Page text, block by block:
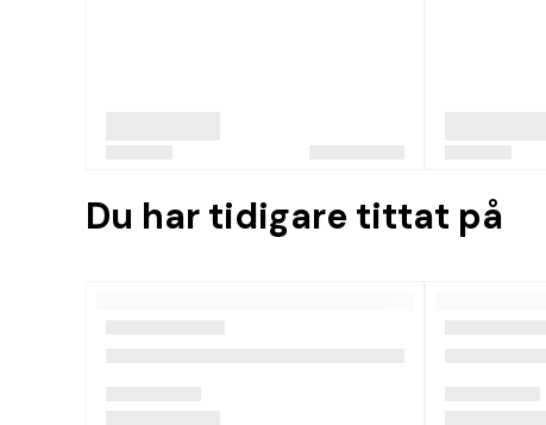
Du har tidigare tittat på